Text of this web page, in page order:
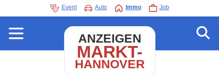
Event Auto Immo Job
ANZEIGEN
MARKT-
HANNOVER